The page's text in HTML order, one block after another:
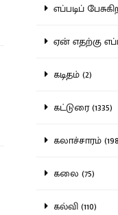
எப்படிப்
ஏன் எதற்கு
கடிதம் (2)
கட்டுரை (1335)
கலாச்சாரம்
கலை (75)
கல்வி (110)